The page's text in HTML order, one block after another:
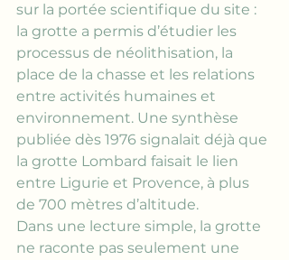
sur la portée scientifique du site :
la grotte a permis d’étudier les
processus de néolithisation, la
place de la chasse et les relations
entre activités humaines et
environnement. Une synthèse
publiée dès 1976 signalait déjà que
la grotte Lombard faisait le lien
entre Ligurie et Provence, à plus
de 700 mètres d’altitude.
Dans une lecture simple, la grotte
ne raconte pas seulement une